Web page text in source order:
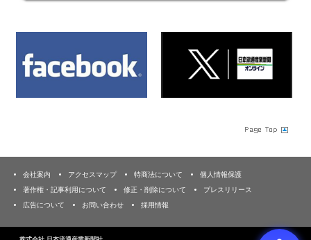
会社案内 アクセスマップ 特商法について
個人情報保護
著作権・記事利用について
修正・削除について
プレスリリース
広告について
お問い合わせ 採用情報